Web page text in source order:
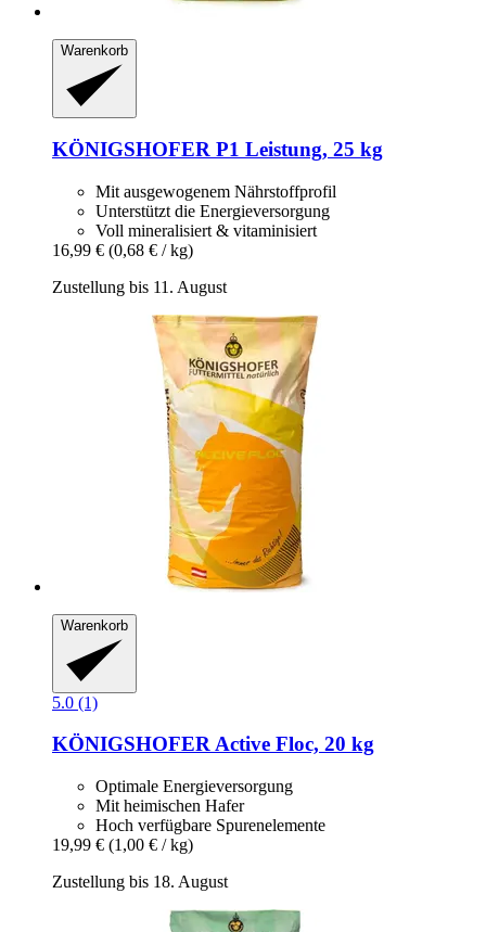
Warenkorb
KÖNIGSHOFER P1 Leistung, 25 kg
Mit ausgewogenem Nährstoffprofil
Unterstützt die Energieversorgung
Voll mineralisiert & vitaminisiert
16,99 € (0,68 € / kg)
Zustellung bis 11. August
Warenkorb
5.0 (1)
KÖNIGSHOFERActive Floc, 20 kg
Optimale Energieversorgung
Mit heimischen Hafer
Hoch verfügbare Spurenelemente
19,99 € (1,00 € / kg)
Zustellung bis 18. August